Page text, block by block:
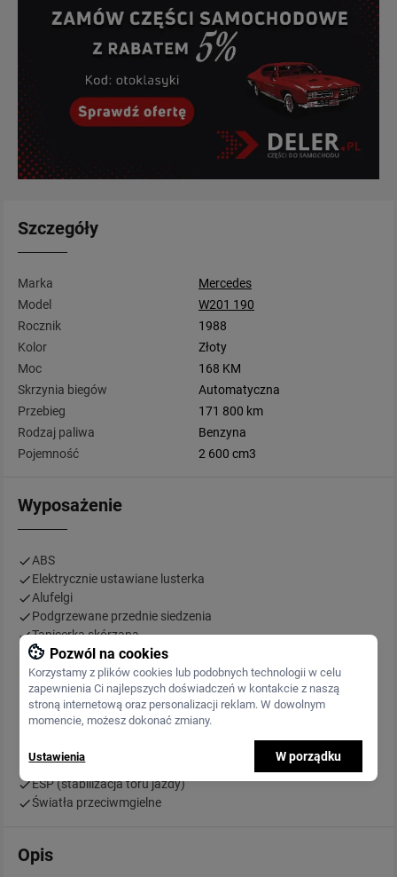
Szczegóły
Marka
Mercedes
Model
W201 190
Rocznik
1988
Kolor
Złoty
Moc
168 KM
Skrzynia biegów
Automatyczna
Przebieg
171 800 km
Rodzaj paliwa
Benzyna
Pojemność
2 600 cm3
Wyposażenie
ABS
Elektrycznie ustawiane lusterka
Alufelgi
Podgrzewane przednie siedzenia
Tapicerka skórzana
Centralny zamek
Radio fabryczne
ASR (kontrola trakcji)
Przyciemniane szyby
Tempomat
Wspomaganie kierownicy
ESP (stabilizacja toru jazdy)
Światła przeciwmgielne
Opis
Pozwól na cookies
Korzystamy z plików cookies lub podobnych technologii w celu
zapewnienia Ci najlepszych doświadczeń w kontakcie z naszą
stroną internetową oraz personalizacji reklam. W dowolnym
momencie, możesz dokonać zmiany.
Ustawienia W porządku